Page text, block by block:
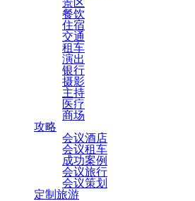
餐饮
住宿
交通
租车
演出
银行
摄影
主持
医疗
商场
攻略
会议酒店
会议租车
成功案例
会议旅行
会议策划
定制旅游